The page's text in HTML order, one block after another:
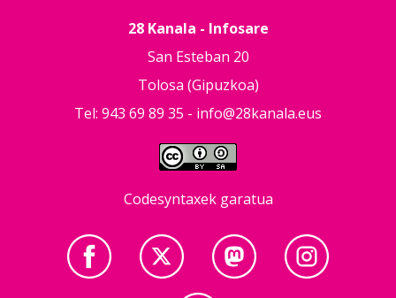
28 Kanala - Infosare
San Esteban 20
Tolosa (Gipuzkoa)
Tel: 943 69 89 35 - info@28kanala.eus
Codesyntaxek garatua